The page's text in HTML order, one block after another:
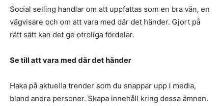
Social selling handlar om att uppfattas som en bra vän, en
vägvisare och om att vara med där det händer. Gjort på
rätt sätt kan det ge otroliga fördelar.
Se till att vara med där det händer
Haka på aktuella trender som du snappar upp i media,
bland andra personer. Skapa innehåll kring dessa ämnen.